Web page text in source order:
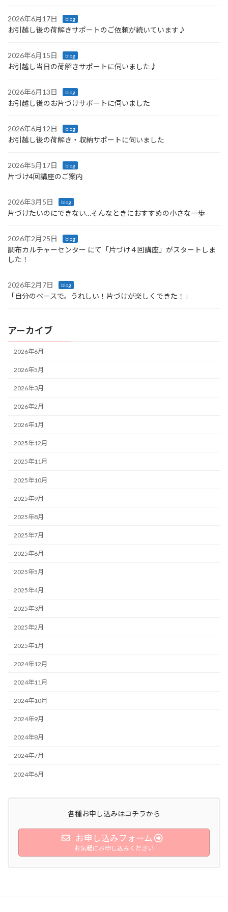
2026年6月17日 blog
お引越し後の荷解きサポートのご依頼が続いています♪
2026年6月15日 blog
お引越し当日の荷解きサポートに伺いました♪
2026年6月13日 blog
お引越し後のお片づけサポートに伺いました
2026年6月12日 blog
お引越し後の荷解き・収納サポートに伺いました
2026年5月17日 blog
片づけ4回講座のご案内
2026年3月5日 blog
片づけたいのにできない…そんなときにおすすめの小さな一歩
2026年2月25日 blog
調布カルチャーセンター にて「片づけ４回講座」がスタートしま
した！
2026年2月7日 blog
「自分のペースで。うれしい！片づけが楽しくできた！」
アーカイブ
2026年6月
2026年5月
2026年3月
2026年2月
2026年1月
2025年12月
2025年11月
2025年10月
2025年9月
2025年8月
2025年7月
2025年6月
2025年5月
2025年4月
2025年3月
2025年2月
2025年1月
2024年12月
2024年11月
2024年10月
2024年9月
2024年8月
2024年7月
2024年6月
各種お申し込みはコチラから
お申し込みフォーム
お気軽にお申し込みください